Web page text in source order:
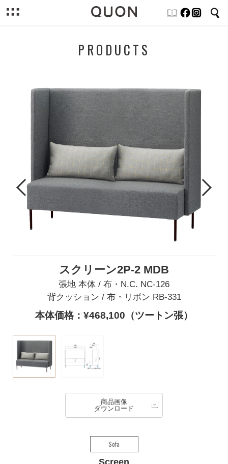
PRODUCTS
Previous
スクリーン2P-2 MDB
張地 本体 / 布・N.C. NC-126
背クッション / 布・リボン RB-331
本体価格：¥468,100（ツートン張）
Next
商品画像
ダウンロード
Sofa
Screen